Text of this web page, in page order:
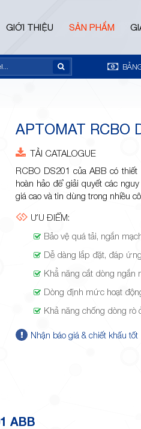
GIỚI THIỆU SẢN PHẨM
APTOMAT RCBO
TẢI CATALOGUE
RCBO DS201 của ABB có
hoàn hảo để giải quyết các
giá cao và tin dùng trong nhiều
ƯU ĐIỂM:
Bảo vệ quá tải, ngắn
Dễ dàng lắp đặt, đáp
Khẳ năng cắt dòng ngắn
Dòng định mức hoạt
Khả năng chống dòng
Nhận báo giá & chiết khấu
ABB